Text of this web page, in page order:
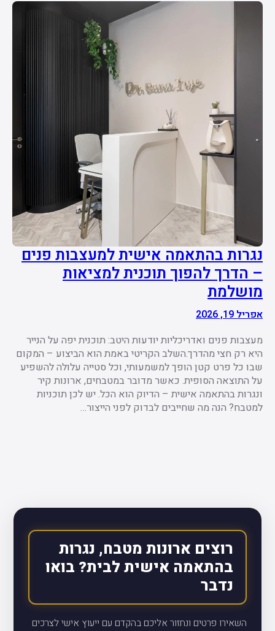
נגרות בהתאמה אישית למעצבות פנים
– הדרך להפוך תוכנית למציאות
מושלמת
אפריל 19, 2026
מעצבות פנים ואדריכליות יודעות היטב: תוכנית יפה על הנייר
היא רק חצי מהדרך.השלב הקריטי באמת הוא הביצוע – המקום
שבו כל פרט קטן הופך למשמעותי, וכל סטייה עלולה להשפיע
על התוצאה הסופית. כאשר מדובר במטבחים, ארונות קיר
ונגרות בהתאמה אישית – הדיוק הוא הכל. יש לכן תוכניות
למטבח? הנה מה שחייבים לבדוק לפני הייצור…
רוצים ארונות מטבח, נגרות
בהתאמה אישית לבית? בואו
נדבר
השאירו פרטים ונחזור אליכם בהקדם עם ייעוץ אישי לצרכים